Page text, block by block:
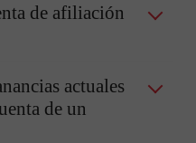
de afiliación
actuales
de un